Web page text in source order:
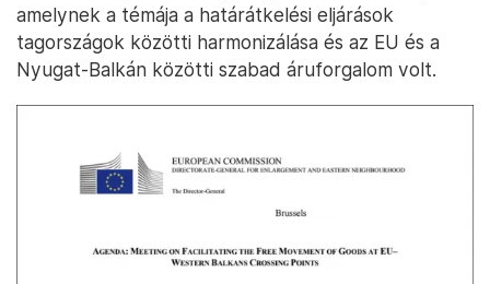
amelynek a témája a határátkelési eljárások
tagországok közötti harmonizálása és az EU és a
Nyugat-Balkán közötti szabad áruforgalom volt.